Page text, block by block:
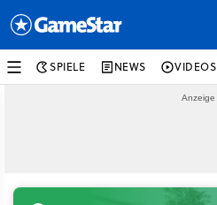
SPIELE NEWS VIDEOS